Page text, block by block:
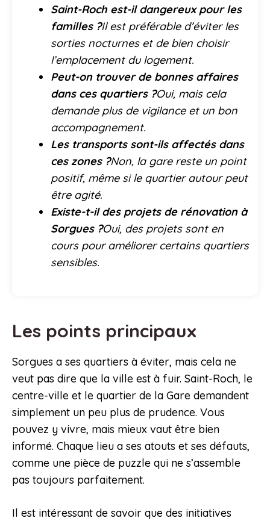
Saint-Roch est-il dangereux pour les
familles ?Il est préférable d’éviter les
sorties nocturnes et de bien choisir
l’emplacement du logement.
Peut-on trouver de bonnes affaires
dans ces quartiers ?Oui, mais cela
demande plus de vigilance et un bon
accompagnement.
Les transports sont-ils affectés dans
ces zones ?Non, la gare reste un point
positif, même si le quartier autour peut
être agité.
Existe-t-il des projets de rénovation à
Sorgues ?Oui, des projets sont en
cours pour améliorer certains quartiers
sensibles.
Les points principaux
Sorgues a ses quartiers à éviter, mais cela ne
veut pas dire que la ville est à fuir. Saint-Roch, le
centre-ville et le quartier de la Gare demandent
simplement un peu plus de prudence. Vous
pouvez y vivre, mais mieux vaut être bien
informé. Chaque lieu a ses atouts et ses défauts,
comme une pièce de puzzle qui ne s’assemble
pas toujours parfaitement.
Il est intéressant de savoir que des initiatives